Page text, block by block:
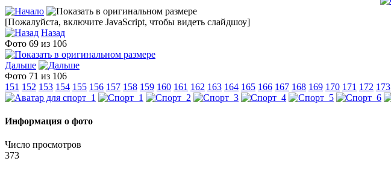
[Пожалуйста, включите JavaScript, чтобы видеть слайдшоу]
Назад
Фото 69 из 106
Дальше
Фото 71 из 106
151 152 153 154 155 156 157 158 159 160 161 162 163 164 165 166 167 168 169 170 171 172 173
Информация о фото
Число просмотров
373